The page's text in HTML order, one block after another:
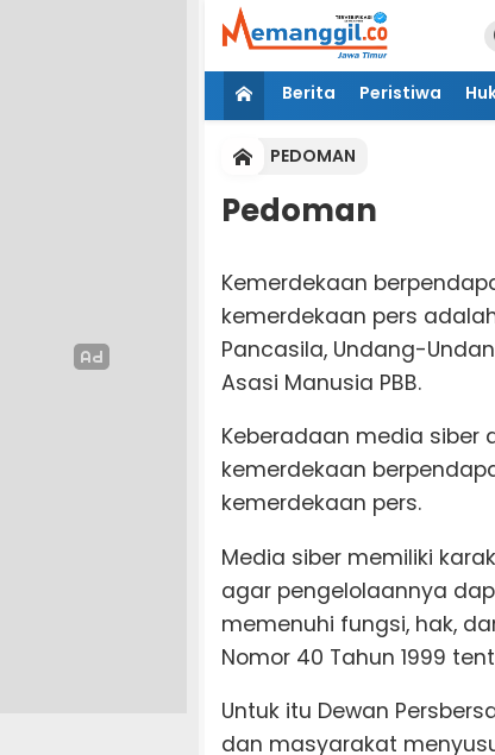
Berita Peristiwa
PEDOMAN
Pedoman
Kemerdekaan
kemerdekaan pers
Pancasila, Undang-
Asasi Manusia PBB.
Keberadaan media siber
kemerdekaan
kemerdekaan pers.
Media siber memiliki
agar pengelolaannya
memenuhi fungsi, hak,
Nomor 40 Tahun 1999
Untuk itu Dewan
dan masyarakat